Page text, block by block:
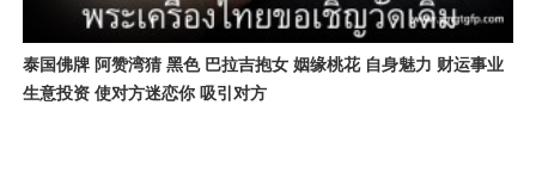
泰国佛牌 阿赞湾猜 黑色 巴拉吉抱女 姻缘桃花 自身魅力 财运事业
生意投资 使对方迷恋你 吸引对方